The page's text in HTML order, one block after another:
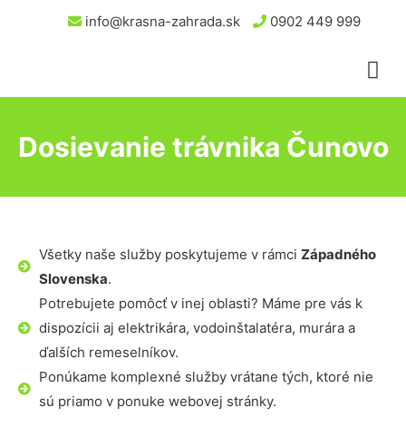
info@krasna-zahrada.sk 0902 449 999
Dosievanie trávnika Čunovo
Všetky naše služby poskytujeme v rámci Západného
Slovenska.
Potrebujete pomôcť v inej oblasti? Máme pre vás k
dispozícii aj elektrikára, vodoinštalatéra, murára a
ďalších remeselníkov.
Ponúkame komplexné služby vrátane tých, ktoré nie
sú priamo v ponuke webovej stránky.